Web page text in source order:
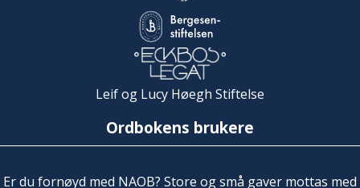
Leif og Lucy Høegh Stiftelse
Ordbokens brukere
Er du fornøyd med NAOB? Store og små gaver mottas med